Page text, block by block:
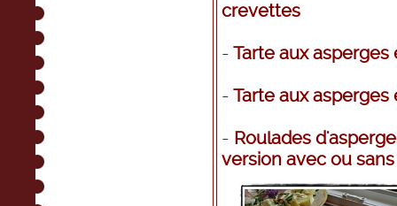
crevettes
- Tarte aux
- Tarte aux
- Roulades
version avec ou